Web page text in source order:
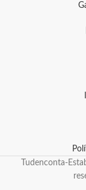
Tudenconta-